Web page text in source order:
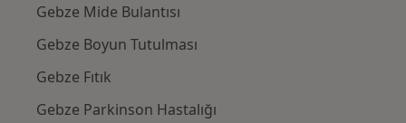
Gebze Mide Bulantısı
Gebze Boyun Tutulması
Gebze Fıtık
Gebze Parkinson Hastalığı